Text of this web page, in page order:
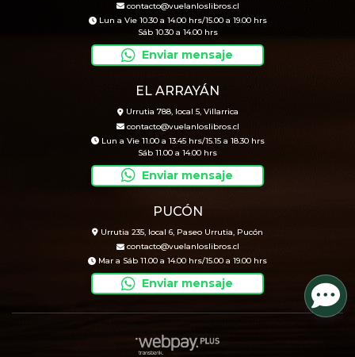
contacto@vuelanloslibros.cl
Lun a Vie 10.30 a 14.00 hrs/15.00 a 19.00 hrs
Sáb 10.30 a 14.00 hrs
Enviar mensaje
EL ARRAYÁN
Urrutia 788, local 5, Villarrica
contacto@vuelanloslibros.cl
Lun a Vie 11.00 a 13.45 hrs/15.15 a 18.30 hrs
Sáb 11.00 a 14.00 hrs
Enviar mensaje
PUCÓN
Urrutia 235, local 6, Paseo Urrutia, Pucón
contacto@vuelanloslibros.cl
Mar a Sáb 11.00 a 14.00 hrs/15.00 a 19.00 hrs
Enviar mensaje